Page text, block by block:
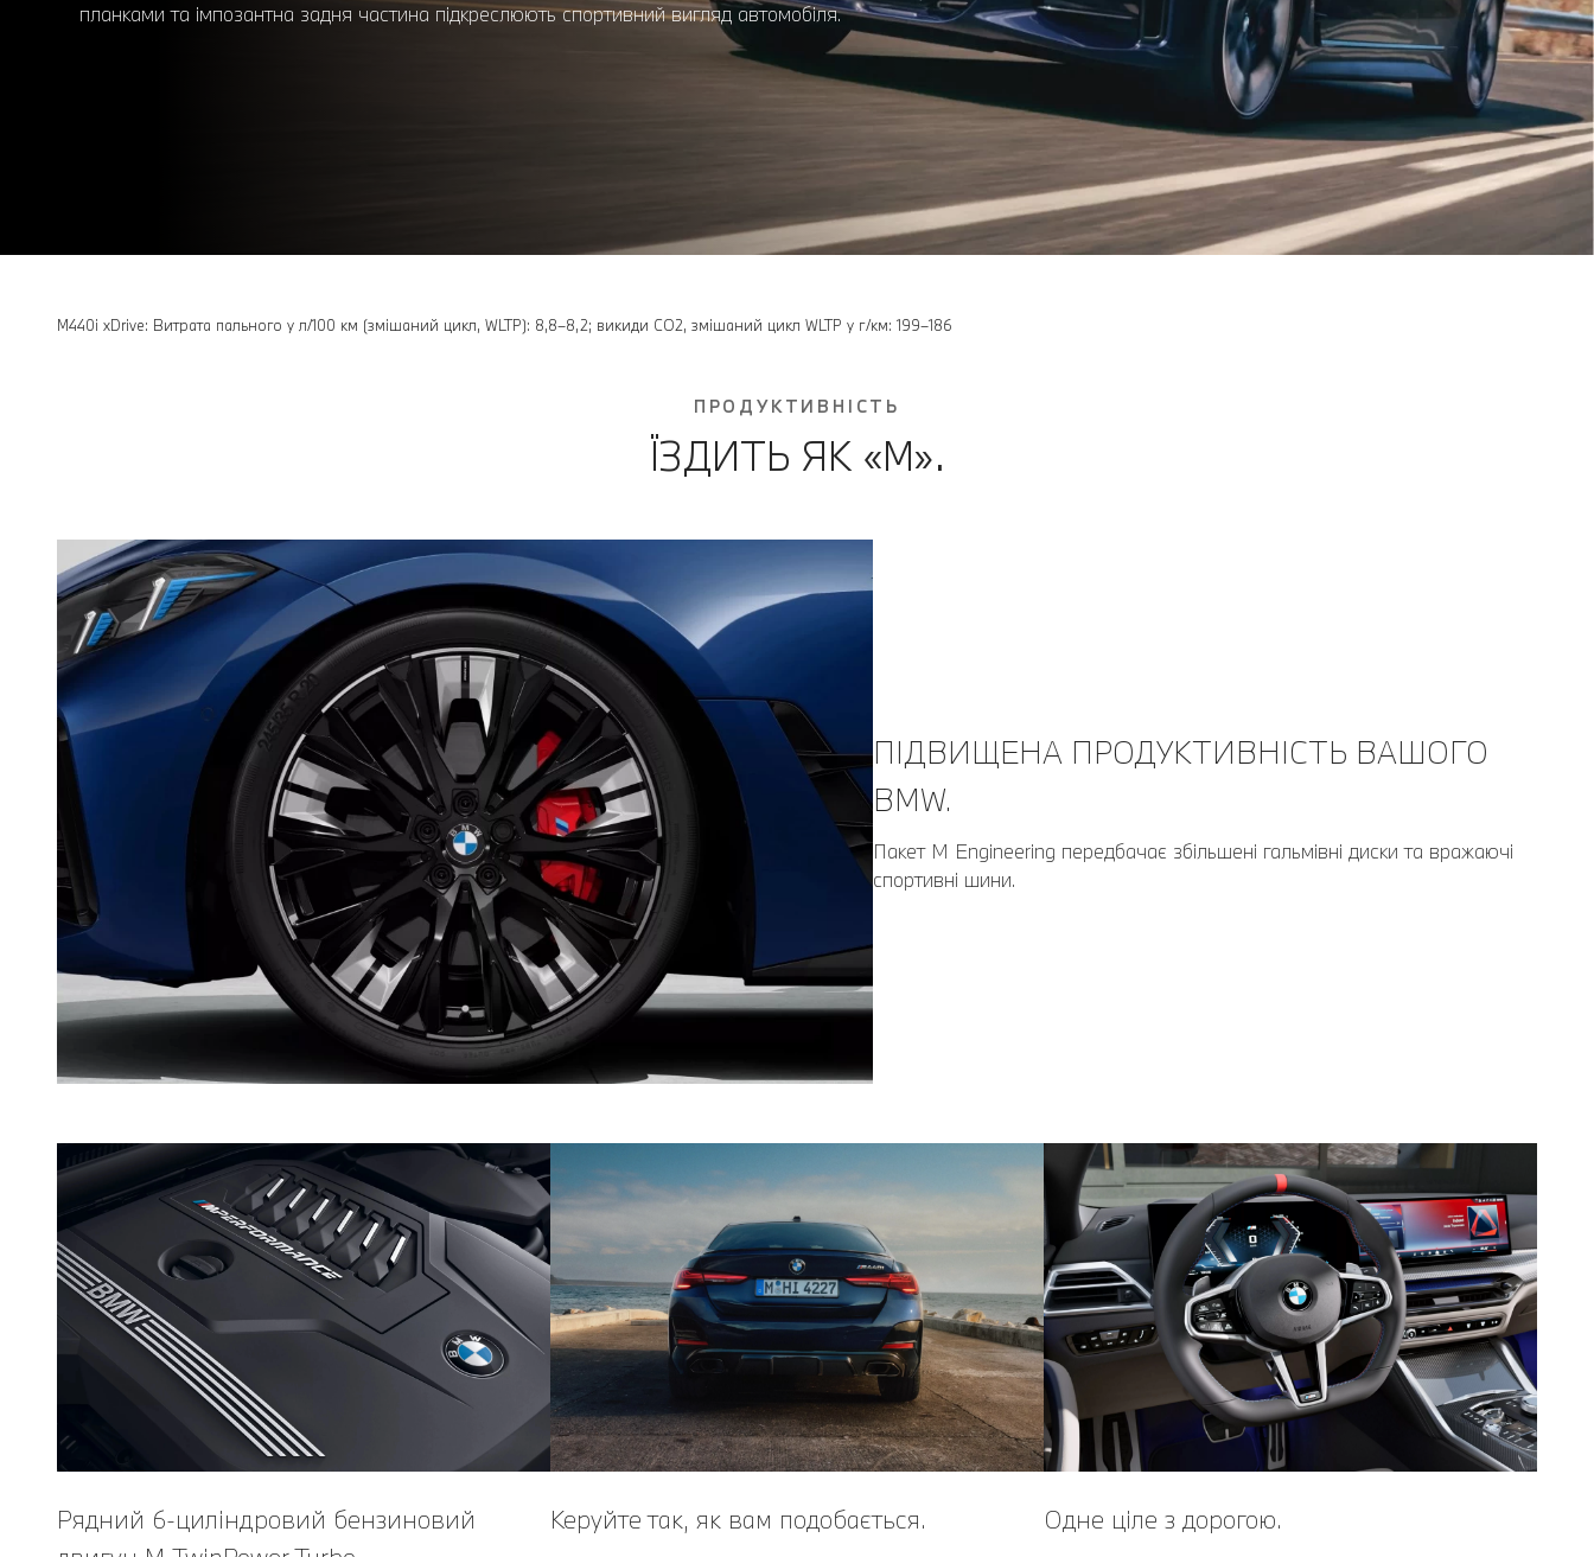
планками та імпозантна задня частина підкреслюють спортивний вигляд автомобіля.
M440i xDrive: Витрата пального у л/100 км (змішаний цикл, WLTP): 8,8–8,2; викиди CO2, змішаний цикл WLTP у г/км: 199–186
ПРОДУКТИВНІСТЬ
ЇЗДИТЬ ЯК «М».
ПІДВИЩЕНА ПРОДУКТИВНІСТЬ ВАШОГО
BMW.
Пакет M Engineering передбачає збільшені гальмівні диски та вражаючі
спортивні шини.
Рядний 6-циліндровий бензиновий
Керуйте так, як вам подобається. Одне ціле з дорогою.